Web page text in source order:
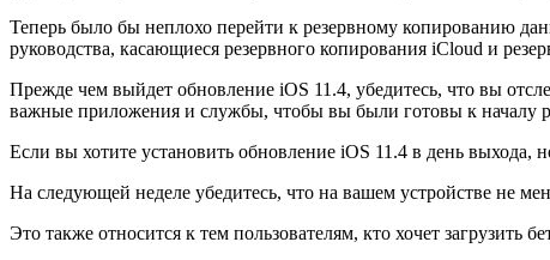
Теперь было бы неплохо перейти к резервному копированию
руководства, касающиеся резервного копирования iCloud и
Прежде чем выйдет обновление iOS 11.4, убедитесь, что вы
важные приложения и службы, чтобы вы были готовы к началу
Если вы хотите установить обновление iOS 11.4 в день выхода,
На следующей неделе убедитесь, что на вашем устройстве не
Это также относится к тем пользователям, кто хочет загрузить